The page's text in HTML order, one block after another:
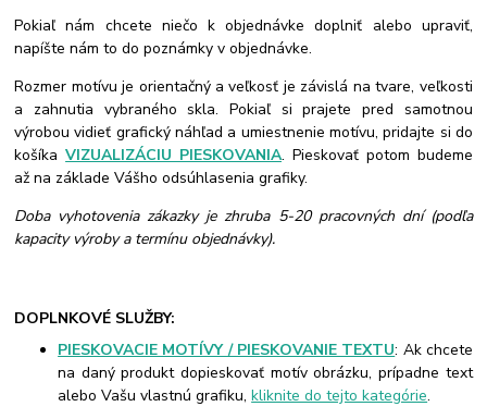
Pokiaľ nám chcete niečo k objednávke doplniť alebo upraviť,
napíšte nám to do poznámky v objednávke.
Rozmer motívu je orientačný a veľkosť je závislá na tvare, veľkosti
a zahnutia vybraného skla. Pokiaľ si prajete pred samotnou
výrobou vidieť grafický náhľad a umiestnenie motívu, pridajte si do
košíkaVIZUALIZÁCIU PIESKOVANIA. Pieskovať potom budeme
až na základe Vášho odsúhlasenia grafiky.
Doba vyhotovenia zákazky je zhruba 5-20 pracovných dní (podľa
kapacity výroby a termínu objednávky).
DOPLNKOVÉ SLUŽBY:
PIESKOVACIE MOTÍVY / PIESKOVANIE TEXTU: Ak chcete
na daný produkt dopieskovať motív obrázku, prípadne text
alebo Vašu vlastnú grafiku,kliknite do tejto kategórie.